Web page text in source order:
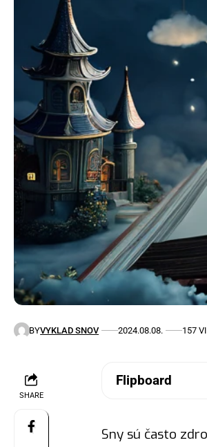
BYVYKLAD SNOV 2024.08.08. 157
SHARE
Flipboard
Sny sú často